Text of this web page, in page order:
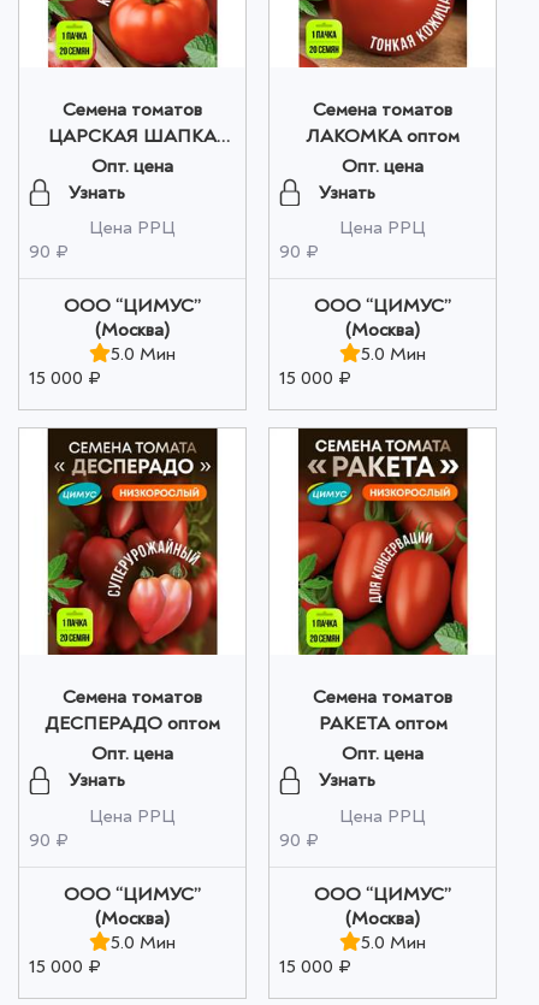
Семена томатов
ЦАРСКАЯ ШАПКА
оптом
Опт. цена
Узнать
Цена РРЦ
90 ₽
ООО “ЦИМУС”
(Москва)
5.0 Мин
15 000 ₽
Семена томатов
ЛАКОМКА оптом
Опт. цена
Узнать
Цена РРЦ
90 ₽
ООО “ЦИМУС”
(Москва)
5.0 Мин
15 000 ₽
Семена томатов
ДЕСПЕРАДО оптом
Опт. цена
Узнать
Цена РРЦ
90 ₽
ООО “ЦИМУС”
(Москва)
5.0 Мин
15 000 ₽
Семена томатов
РАКЕТА оптом
Опт. цена
Узнать
Цена РРЦ
90 ₽
ООО “ЦИМУС”
(Москва)
5.0 Мин
15 000 ₽